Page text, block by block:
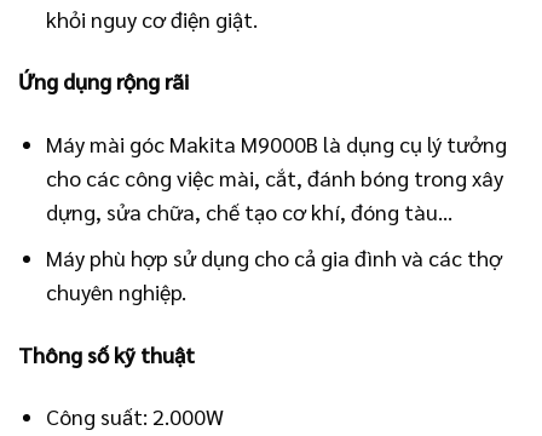
khỏi nguy cơ điện giật.
Ứng dụng rộng rãi
Máy mài góc Makita M9000B là dụng cụ lý tưởng
cho các công việc mài, cắt, đánh bóng trong xây
dựng, sửa chữa, chế tạo cơ khí, đóng tàu…
Máy phù hợp sử dụng cho cả gia đình và các thợ
chuyên nghiệp.
Thông số kỹ thuật
Công suất: 2.000W